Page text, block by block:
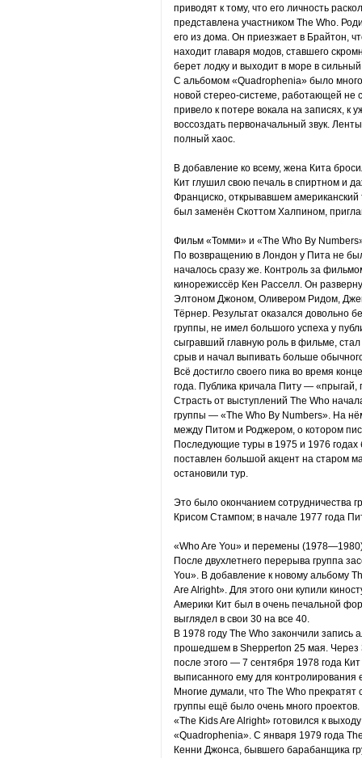
приводят к тому, что его личность
представлена участником The Who.
его из дома. Он приезжает в Брайтон,
находит главаря модов, ставшего
берет лодку и выходит в море в
С альбомом «Quadrophenia» было
новой стерео-системе, работающей не
привело к потере вокала на записях, к
воссоздать первоначальный звук.
полный хаос.
В добавление ко всему, жена Кита
Кит глушил свою печаль в спиртном и
Франциско, открывавшем
был заменён Скоттом Халпином,
Фильм «Томми» и «The Who By
По возвращению в Лондон у Пита не
началось сразу же. Контроль за
кинорежиссёр Кен Расселл. Он
Элтоном Джоном, Оливером Ридом,
Тёрнер. Результат оказался довольно
группы, не имел большого успеха у
сыгравший главную роль в фильме,
срыв и начал выпивать больше
Всё достигло своего пика во время
года. Публика кричала Питу — «прыгай,
Страсть от выступлений The Who
группы — «The Who By Numbers». На
между Питом и Роджером, о котором
Последующие туры в 1975 и 1976
поставлен большой акцент на старом
остановили тур.
Это было окончанием сотрудничества
Крисом Стампом; в начале 1977 года
«Who Are You» и перемены
После двухлетнего перерыва группа
You». В добавление к новому альбому
Are Alright». Для этого они купили
Америки Кит был в очень печальной
выглядел в свои 30 на все 40.
В 1978 году The Who закончили
прошедшем в Shepperton 25 мая. Через
после этого — 7 сентября 1978 года
выписанного ему для контролирования
Многие думали, что The Who
группы ещё было очень много
«The Kids Are Alright» готовился к
«Quadrophenia». С января 1979 года
Кенни Джонса, бывшего барабанщика